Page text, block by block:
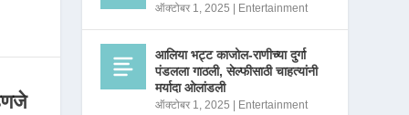
ऑक्टोबर 1, 2025 Entertainment
आलिया भट्ट काजोल-राणीच्या दुर्गा
पंडलला गाठली, सेल्फीसाठी चाहत्यांनी
मर्यादा ओलांडली
ऑक्टोबर 1, 2025 Entertainment